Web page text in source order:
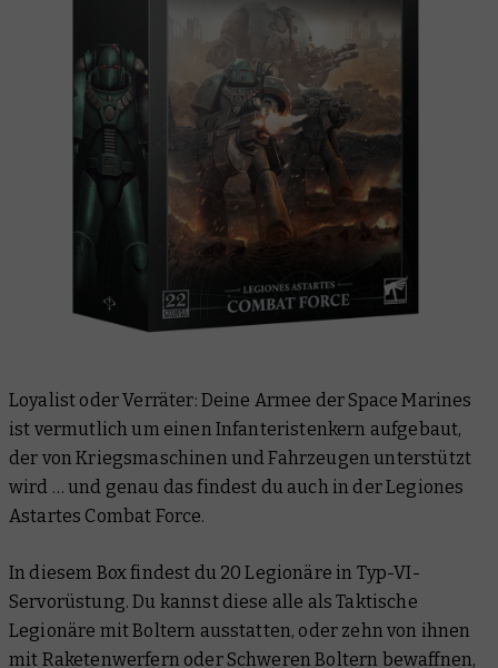
Loyalist oder Verräter: Deine Armee der Space Marines
ist vermutlich um einen Infanteristenkern aufgebaut,
der von Kriegsmaschinen und Fahrzeugen unterstützt
wird … und genau das findest du auch in der Legiones
Astartes Combat Force.
In diesem Box findest du 20 Legionäre in Typ-VI-
Servorüstung. Du kannst diese alle als Taktische
Legionäre mit Boltern ausstatten, oder zehn von ihnen
mit Raketenwerfern oder Schweren Boltern bewaffnen,